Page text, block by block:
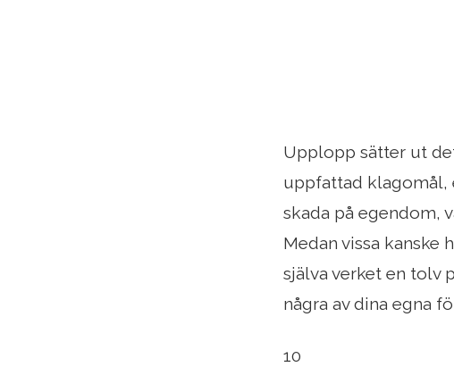
Upplopp sätter ut
uppfattad klagomål,
skada på egendom,
Medan vissa kanske
själva verket en tolv
några av dina egna
10